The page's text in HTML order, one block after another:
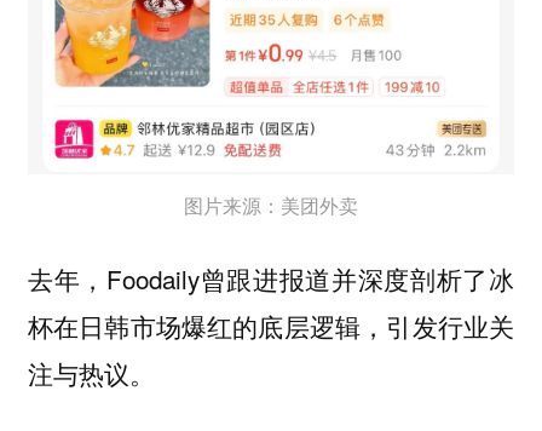
图片来源：美团外卖
去年，Foodaily曾跟进报道并深度剖析了冰
杯在日韩市场爆红的底层逻辑，引发行业关
注与热议。